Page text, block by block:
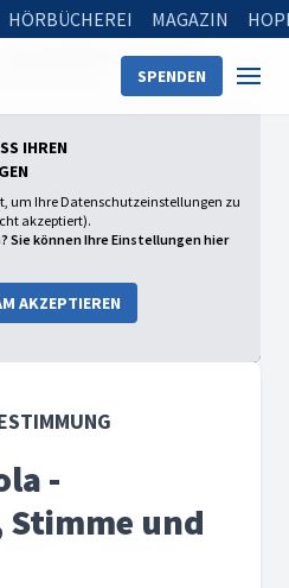
HÖRBÜCHEREI MAGAZIN
SPENDEN
Meine größte Bestimmung
und Sinn
IHREN D
um Ihre Datenschutzeinstellungen zu
akzeptiert).
Sie können Ihre Einstellungen hier
AKZEPTIEREN
-
und